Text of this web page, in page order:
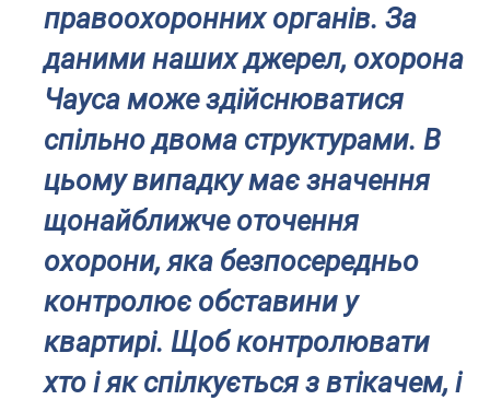
правоохоронних органів. За
даними наших джерел, охорона
Чауса може здійснюватися
спільно двома структурами. В
цьому випадку має значення
щонайближче оточення
охорони, яка безпосередньо
контролює обставини у
квартирі. Щоб контролювати
хто і як спілкується з втікачем, і